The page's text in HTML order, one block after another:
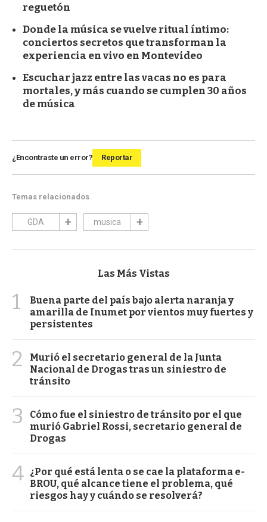
reguetón
Donde la música se vuelve ritual íntimo:
conciertos secretos que transforman la
experiencia en vivo en Montevideo
Escuchar jazz entre las vacas no es para
mortales, y más cuando se cumplen 30 años
de música
¿Encontraste un error? Reportar
Temas relacionados
GDA musica
Las Más Vistas
1
Buena parte del país bajo alerta naranja y
amarilla de Inumet por vientos muy fuertes y
persistentes
2
Murió el secretario general de la Junta
Nacional de Drogas tras un siniestro de
tránsito
3
Cómo fue el siniestro de tránsito por el que
murió Gabriel Rossi, secretario general de
Drogas
4 ¿Por qué está lenta o se cae la plataforma e-
BROU, qué alcance tiene el problema, qué
riesgos hay y cuándo se resolverá?